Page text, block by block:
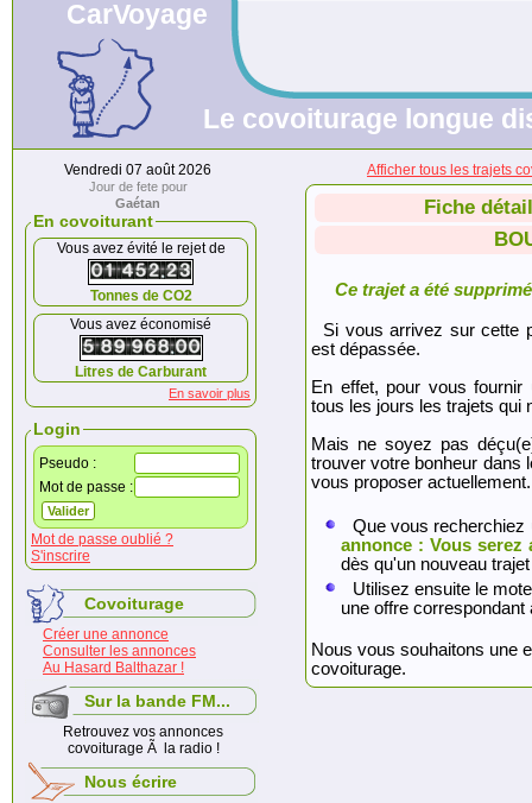
CarVoyage
Le covoiturage longue
Vendredi 07 août 2026
Jour de fete pour
Gaétan
En covoiturant
Vous avez évité le rejet de
Tonnes de CO2
Vous avez économisé
Litres de Carburant
En savoir plus
Login
Pseudo :
Mot de passe :
Mot de passe oublié ?
S'inscrire
Covoiturage
Créer une annonce
Consulter les annonces
Au Hasard Balthazar !
Sur la bande FM...
Retrouvez vos annonces
covoiturage Ã la radio !
Nous écrire
Afficher tous les trajets
Fiche
Ce trajet a été
Si vous arrivez sur cette
est dépassée.
En effet, pour vous fournir
tous les jours les trajets qui
Mais ne soyez pas
trouver votre bonheur dans
vous proposer actuellement.
Que vous
annonce : Vous serez
dès qu'un nouveau
Utilisez ensuite le
une offre
Nous vous souhaitons une
covoiturage.